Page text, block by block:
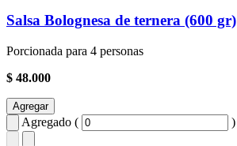
Salsa Bolognesa de ternera (600 gr)
Porcionada para 4 personas
$ 48.000
Agregar
Agregado ( )